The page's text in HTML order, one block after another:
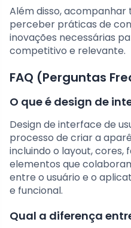
Além disso,
perceber práticas de
inovações necessárias
competitivo e relevante.
FAQ (Perguntas
O que é design de
Design de interface de
processo de criar a
incluindo o layout, cores,
elementos que
entre o usuário e o
e funcional.
Qual a diferença